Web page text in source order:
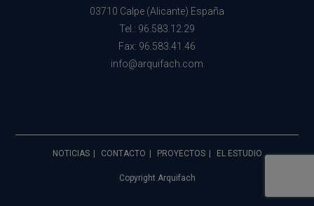
03710 Calpe (Alicante) España
Tel.: 96.583.12.29
Fax: 96.583.41.46
info@arquifach.com
NOTICIAS CONTACTO PROYECTOS EL ESTUDIO
Copyright Arquifach